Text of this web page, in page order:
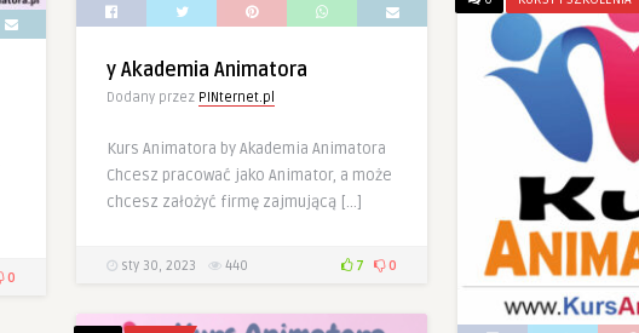
0
y Akademia Animatora
Dodany przez PINternet.pl
Kurs Animatora by Akademia Animatora
Chcesz pracować jako Animator, a może
chcesz założyć firmę zajmującą […]
sty 30, 2023 440 7 0